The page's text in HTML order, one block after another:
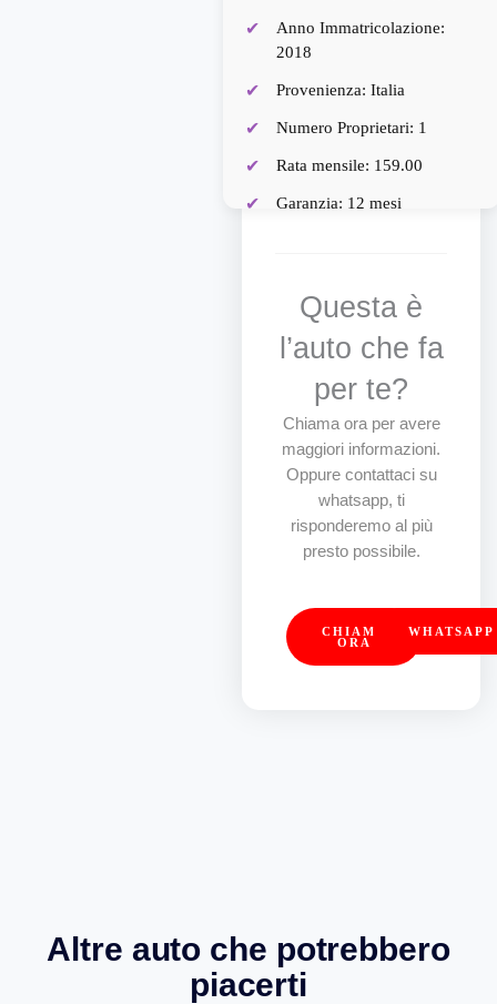
Anno Immatricolazione:
2018
Provenienza: Italia
Numero Proprietari: 1
Rata mensile: 159.00
Garanzia: 12 mesi
e frizione
TUTTO NUOVO!
Questa è
l’auto che fa
per te?
Chiama ora per avere
maggiori informazioni.
Oppure contattaci su
whatsapp, ti
risponderemo al più
presto possibile.
CHIAMA
ORA
WHATSAPP
Altre auto che potrebbero
piacerti